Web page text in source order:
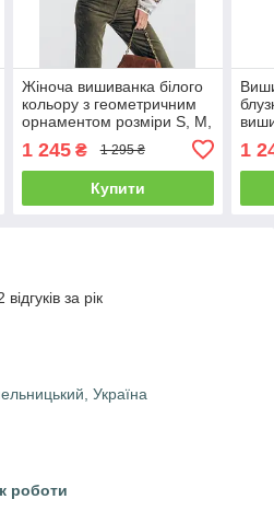
Жіноча вишиванка білого
кольору з геометричним
орнаментом розміри S, M,
1 245₴ 1 295 ₴
Купити
1
за рік
Україна
роботи